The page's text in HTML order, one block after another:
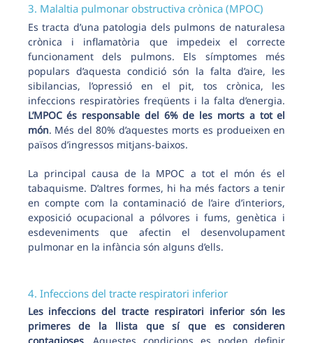
3. Malaltia pulmonar obstructiva crònica (MPOC)
Es tracta d’una patologia dels pulmons de naturalesa
crònica i inflamatòria que impedeix el correcte
funcionament dels pulmons. Els símptomes més
populars d’aquesta condició són la falta d’aire, les
sibilancias, l’opressió en el pit, tos crònica, les
infeccions respiratòries freqüents i la falta d’energia.
L’MPOC és responsable del 6% de les morts a tot el
món. Més del 80% d’aquestes morts es produeixen en
països d’ingressos mitjans-baixos.
La principal causa de la MPOC a tot el món és el
tabaquisme. D’altres formes, hi ha més factors a tenir
en compte com la contaminació de l’aire d’interiors,
exposició ocupacional a pólvores i fums, genètica i
esdeveniments que afectin el desenvolupament
pulmonar en la infància són alguns d’ells.
4. Infeccions del tracte respiratori inferior
Les infeccions del tracte respiratori inferior són les
primeres de la llista que sí que es consideren